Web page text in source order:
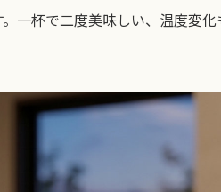
一杯で二度美味しい、温度変